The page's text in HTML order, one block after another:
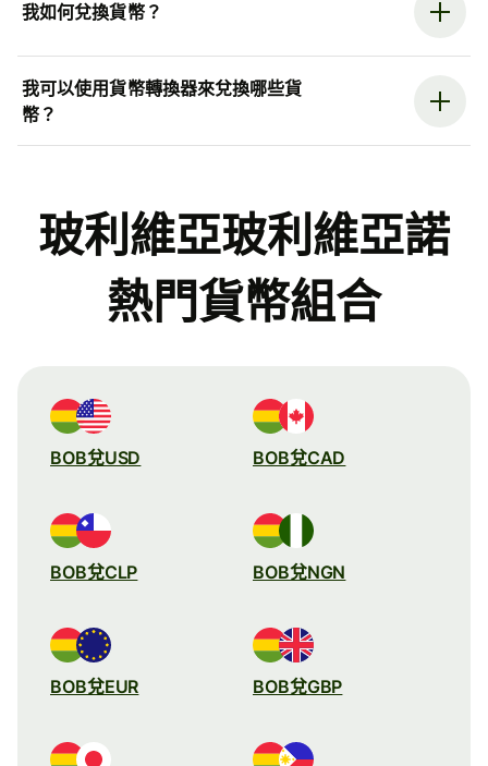
我如何兌換貨幣？
我可以使用貨幣轉換器來兌換哪些貨
幣？
玻利維亞玻利維亞諾
熱門貨幣組合
BOB兌USD BOB兌CAD
BOB兌CLP BOB兌NGN
BOB兌EUR BOB兌GBP